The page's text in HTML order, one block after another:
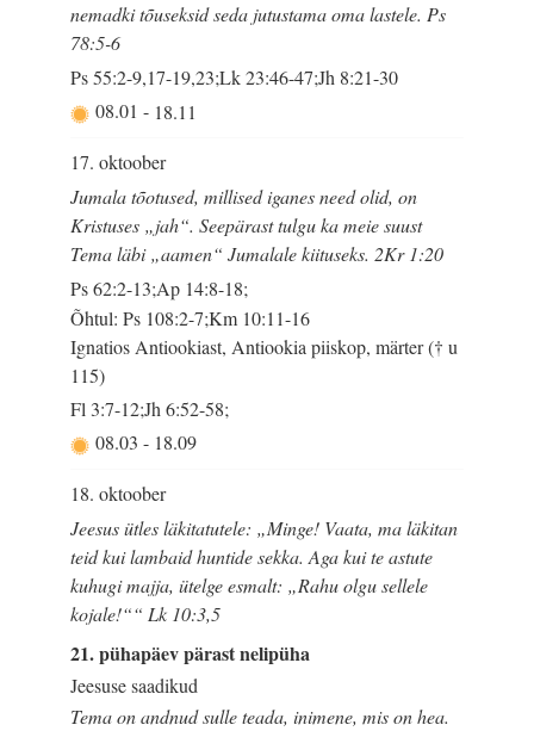
nemadki tõuseksid seda jutustama oma lastele. Ps
78:5-6
Ps 55:2-9,17-19,23;Lk 23:46-47;Jh 8:21-30
08.01- 18.11
17. oktoober
Jumala tõotused, millised iganes need olid, on
Kristuses „jah“. Seepärast tulgu ka meie suust
Tema läbi „aamen“ Jumalale kiituseks. 2Kr 1:20
Ps 62:2-13;Ap 14:8-18;
Õhtul: Ps 108:2-7;Km 10:11-16
Ignatios Antiookiast, Antiookia piiskop, märter († u
115)
Fl 3:7-12;Jh 6:52-58;
08.03- 18.09
18. oktoober
Jeesus ütles läkitatutele: „Minge! Vaata, ma läkitan
teid kui lambaid huntide sekka. Aga kui te astute
kuhugi majja, ütelge esmalt: „Rahu olgu sellele
kojale!““ Lk 10:3,5
21. pühapäev pärast nelipüha
Jeesuse saadikud
Tema on andnud sulle teada, inimene, mis on hea.